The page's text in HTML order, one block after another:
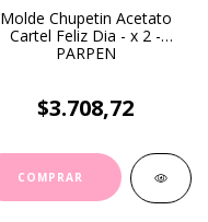
Molde Chupetin Acetato
Cartel Feliz Dia - x 2 -
PARPEN
$3.708,72